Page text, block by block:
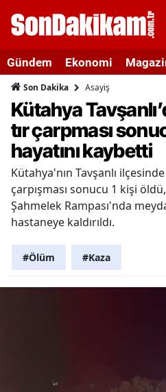
Gündem Ekonomi
Son Dakika Asayiş
Kütahya
tır çarpması
hayatını kaybetti
Kütahya'nın Tavşanlı
çarpışması sonucu 1 kişi
Şahmelek Rampası'nda
hastaneye kaldırıldı.
#Ölüm #Kaza